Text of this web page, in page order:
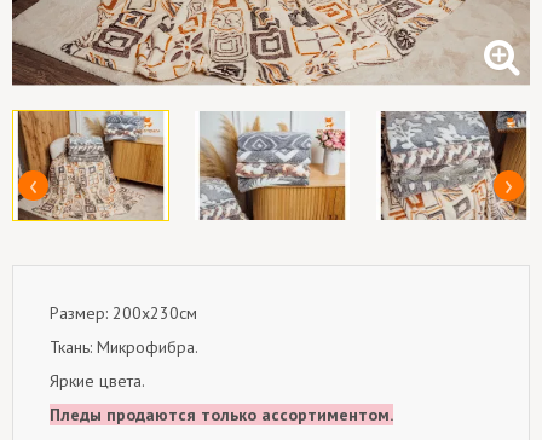
Размер: 200х230см
Ткань: Микрофибра.
Яркие цвета.
Пледы продаются только ассортиментом.